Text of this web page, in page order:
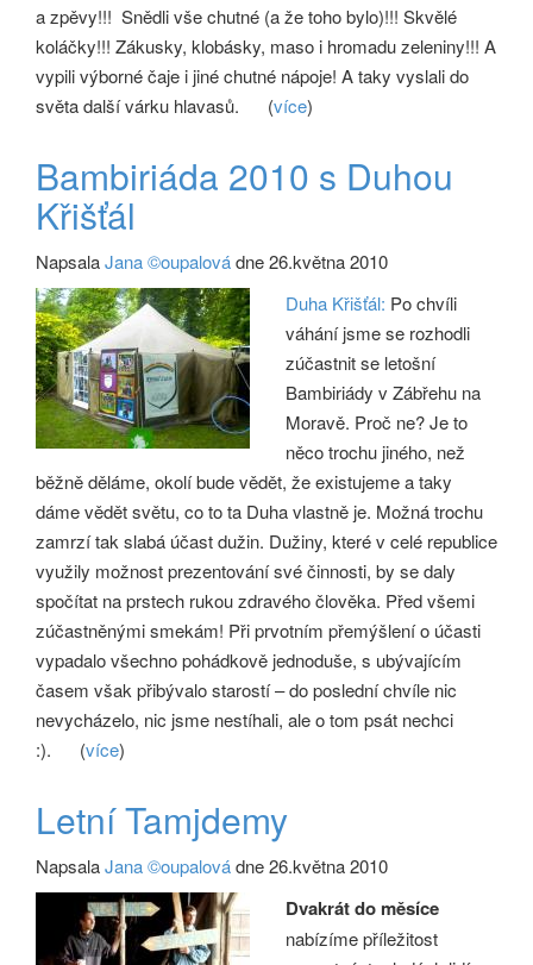
a zpěvy!!! Snědli vše chutné (a že toho bylo)!!! Skvělé
koláčky!!! Zákusky, klobásky, maso i hromadu zeleniny!!! A
vypili výborné čaje i jiné chutné nápoje! A taky vyslali do
světa další várku hlavasů.
(více)
Bambiriáda 2010 s Duhou
Křišťál
NapsalaJana ©oupalovádne 26.května 2010
Duha Křišťál: Po chvíli
váhání jsme se rozhodli
zúčastnit se letošní
Bambiriády v Zábřehu na
Moravě. Proč ne? Je to
něco trochu jiného, než
běžně děláme, okolí bude vědět, že existujeme a taky
dáme vědět světu, co to ta Duha vlastně je. Možná trochu
zamrzí tak slabá účast dužin. Dužiny, které v celé republice
využily možnost prezentování své činnosti, by se daly
spočítat na prstech rukou zdravého člověka. Před všemi
zúčastněnými smekám! Při prvotním přemýšlení o účasti
vypadalo všechno pohádkově jednoduše, s ubývajícím
časem však přibývalo starostí – do poslední chvíle nic
nevycházelo, nic jsme nestíhali, ale o tom psát nechci
:).
(více)
Letní Tamjdemy
NapsalaJana ©oupalovádne 26.května 2010
Dvakrát do měsíce
nabízíme příležitost